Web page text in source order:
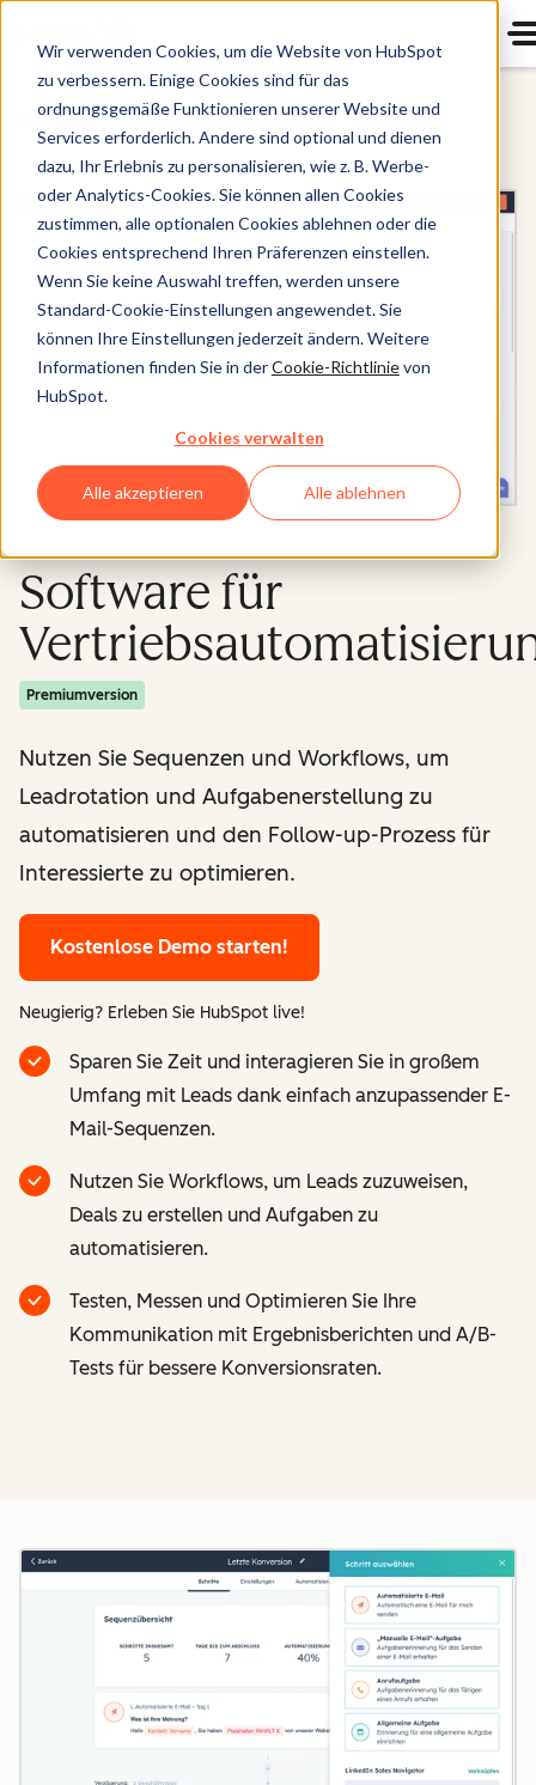
Wir verwenden Cookies, um die Website von HubSpot
zu verbessern. Einige Cookies sind für das
ordnungsgemäße Funktionieren unserer Website und
Services erforderlich. Andere sind optional und dienen
dazu, Ihr Erlebnis zu personalisieren, wie z. B. Werbe-
oder Analytics-Cookies. Sie können allen Cookies
zustimmen, alle optionalen Cookies ablehnen oder die
Cookies entsprechend Ihren Präferenzen einstellen.
Wenn Sie keine Auswahl treffen, werden unsere
Standard-Cookie-Einstellungen angewendet. Sie
können Ihre Einstellungen jederzeit ändern. Weitere
Informationen finden Sie in derCookie-Richtlinievon
HubSpot.
Cookies verwalten
Alle akzeptieren Alle ablehnen
Sales Hub
Software für
Premiumversion
Nutzen Sie Sequenzen und Workflows, um
Leadrotation und Aufgabenerstellung zu
automatisieren und den Follow-up-Prozess für
Interessierte zu optimieren.
Kostenlose Demo starten!
Neugierig? Erleben Sie HubSpot live!
Sparen Sie Zeit und interagieren Sie in großem
Umfang mit Leads dank einfach anzupassender E-
Mail-Sequenzen.
Nutzen Sie Workflows, um Leads zuzuweisen,
Deals zu erstellen und Aufgaben zu
automatisieren.
Testen, Messen und Optimieren Sie Ihre
Kommunikation mit Ergebnisberichten und A/B-
Tests für bessere Konversionsraten.